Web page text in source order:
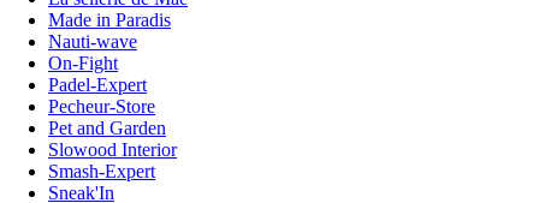
Made in Paradis
Nauti-wave
On-Fight
Padel-Expert
Pecheur-Store
Pet and Garden
Slowood Interior
Smash-Expert
Sneak'In